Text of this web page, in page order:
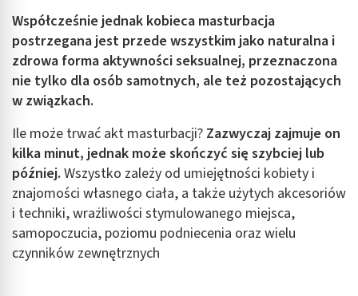
Współcześnie jednak kobieca masturbacja
postrzegana jest przede wszystkim jako naturalna i
zdrowa forma aktywności seksualnej, przeznaczona
nie tylko dla osób samotnych, ale też pozostających
w związkach.
Ile może trwać akt masturbacji? Zazwyczaj zajmuje on
kilka minut, jednak może skończyć się szybciej lub
później.Wszystko zależy od umiejętności kobiety i
znajomości własnego ciała, a także użytych akcesoriów
i techniki, wrażliwości stymulowanego miejsca,
samopoczucia, poziomu podniecenia oraz wielu
czynników zewnętrznych